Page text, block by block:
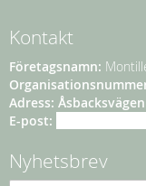
Kontakt
Företagsnamn:
Adress:
E-post:
Nyhetsbrev